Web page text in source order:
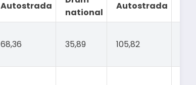
Autostrada
national
Autostrada
68,36 35,89 105,82